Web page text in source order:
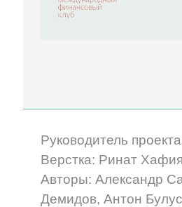
Руководитель
Верстка: Ринат
Авторы: Александр
Демидов, Антон